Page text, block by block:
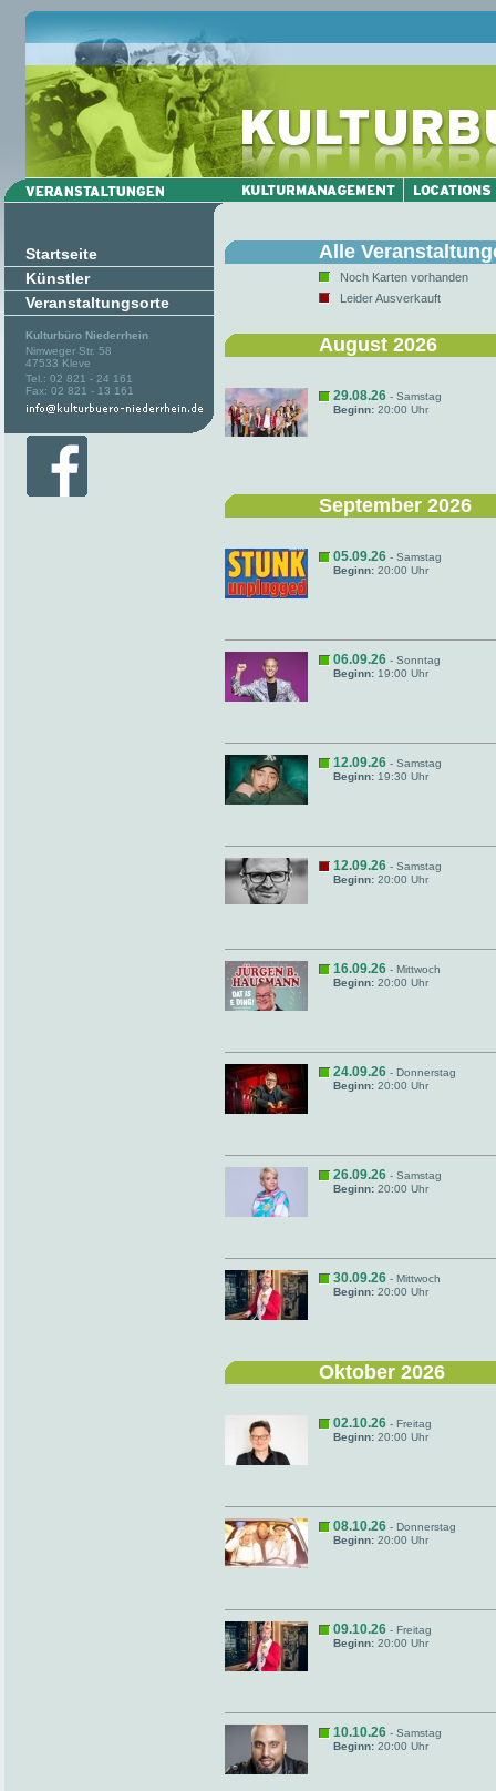
Startseite
Künstler
Veranstaltungsorte
Kulturbüro Niederrhein
Nimweger Str. 58
47533 Kleve
Tel.: 02 821 - 24 161
Fax: 02 821 - 13 161
Alle
Noch Karten vorhanden
Leider Ausverkauft
August 2026
29.08.26 - Samstag
Beginn: 20:00 Uhr
September 2026
05.09.26 - Samstag
Beginn: 20:00 Uhr
06.09.26 - Sonntag
Beginn: 19:00 Uhr
12.09.26 - Samstag
Beginn: 19:30 Uhr
12.09.26 - Samstag
Beginn: 20:00 Uhr
16.09.26 - Mittwoch
Beginn: 20:00 Uhr
24.09.26 - Donnerstag
Beginn: 20:00 Uhr
26.09.26 - Samstag
Beginn: 20:00 Uhr
30.09.26 - Mittwoch
Beginn: 20:00 Uhr
Oktober 2026
02.10.26 - Freitag
Beginn: 20:00 Uhr
08.10.26 - Donnerstag
Beginn: 20:00 Uhr
09.10.26 - Freitag
Beginn: 20:00 Uhr
10.10.26 - Samstag
Beginn: 20:00 Uhr